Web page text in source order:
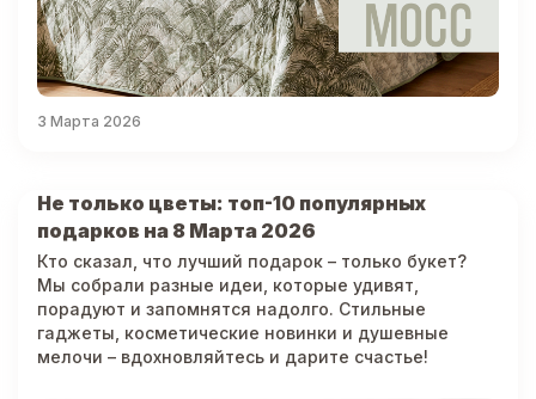
3 Марта 2026
Не только цветы: топ-10 популярных
подарков на 8 Марта 2026
Кто сказал, что лучший подарок – только букет?
Мы собрали разные идеи, которые удивят,
порадуют и запомнятся надолго. Стильные
гаджеты, косметические новинки и душевные
мелочи – вдохновляйтесь и дарите счастье!